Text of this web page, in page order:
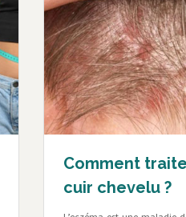
Comment
cuir chevelu ?